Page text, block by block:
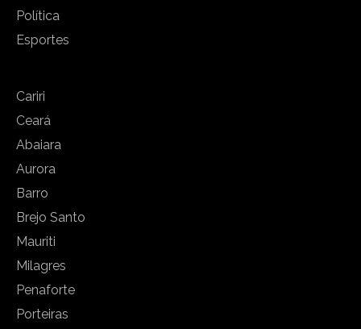
Política
Esportes
Cariri
Ceará
Abaiara
Aurora
Barro
Brejo Santo
Mauriti
Milagres
Penaforte
Porteiras